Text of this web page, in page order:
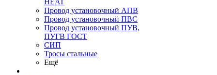
HEAT
Провод установочный АПВ
Провод установочный ПВС
Провод установочный ПУВ,
ПУГВ ГОСТ
СИП
Тросы стальные
Ещё